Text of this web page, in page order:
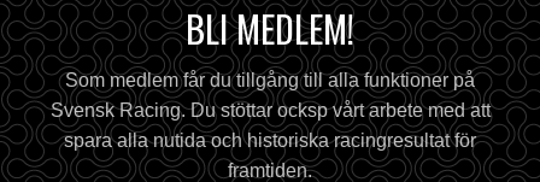
BLI MEDLEM!
Som medlem får du tillgång till alla funktioner på
Svensk Racing. Du stöttar ocksp vårt arbete med att
spara alla nutida och historiska racingresultat för
framtiden.